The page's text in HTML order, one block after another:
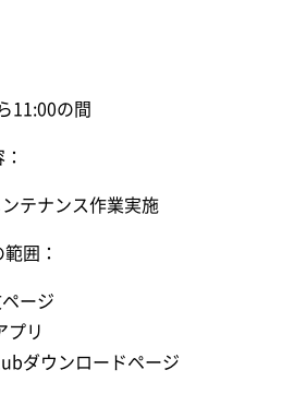
11:00の間
テナンス作業実施
囲：
ージ
プリ
ダウンロードページ